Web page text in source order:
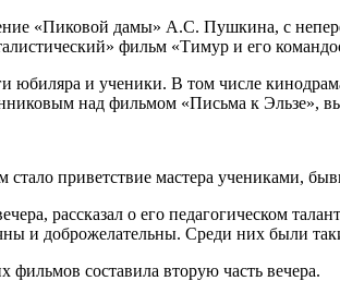
«Пиковой дамы» А.С. Пушкина, с
фильм «Тимур и его
юбиляра и ученики. В том числе
над фильмом «Письма к Эльзе»,
стало приветствие мастера учениками,
рассказал о его педагогическом
и доброжелательны. Среди них были
фильмов составила вторую часть вечера.